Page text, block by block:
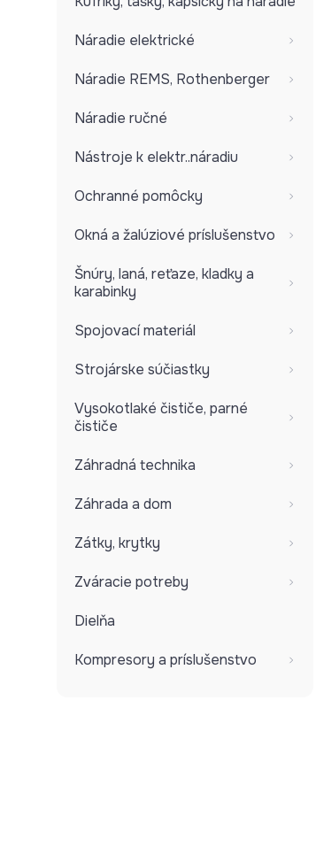
Náradie elektrické
Náradie REMS, Rothenberger
Náradie ručné
Nástroje k elektr..náradiu
Ochranné pomôcky
Okná a žalúziové príslušenstvo
Šnúry, laná, reťaze, kladky a
karabinky
Spojovací materiál
Strojárske súčiastky
Vysokotlaké čističe, parné
čističe
Záhradná technika
Záhrada a dom
Zátky, krytky
Zváracie potreby
Dielňa
Kompresory a príslušenstvo